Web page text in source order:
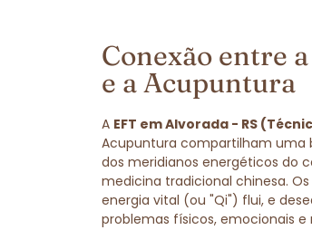
Conexão entre
e a Acupuntura
A EFT em Alvorada - RS
Acupuntura compartilham uma
dos meridianos energéticos do
medicina tradicional chinesa.
energia vital (ou "Qi") flui, e
problemas físicos, emocionais e